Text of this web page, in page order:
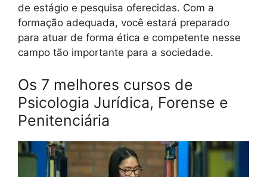
de estágio e pesquisa oferecidas. Com a
formação adequada, você estará preparado
para atuar de forma ética e competente nesse
campo tão importante para a sociedade.
Os 7 melhores cursos de
Psicologia Jurídica, Forense e
Penitenciária